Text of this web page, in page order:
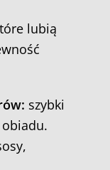
lubią
szybki